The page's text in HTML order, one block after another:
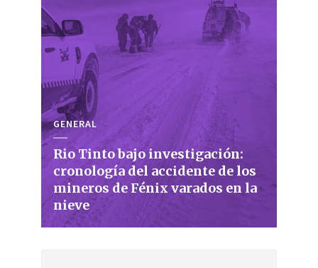
GENERAL
Rio Tinto bajo investigación:
cronología del accidente de los
mineros de Fénix varados en la
nieve